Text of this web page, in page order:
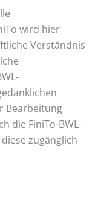
wird hier
Verständnis
Bearbeitung
die FiniTo-BWL-
zugänglich